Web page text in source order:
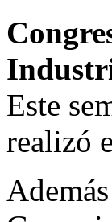
Este
realizó